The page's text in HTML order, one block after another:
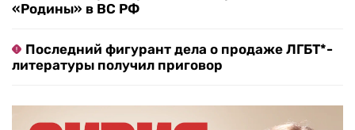
«Родины» в ВС РФ
Последний фигурант дела о продаже ЛГБТ*-
литературы получил приговор